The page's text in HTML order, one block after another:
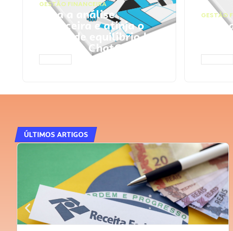
GESTÃO FINANCEIRA
Faça a análise
financeira e atinja o
ponto de equilíbrio |
Prompts ChatGPT
GESTÃO
seu
ÚLTIMOS ARTIGOS